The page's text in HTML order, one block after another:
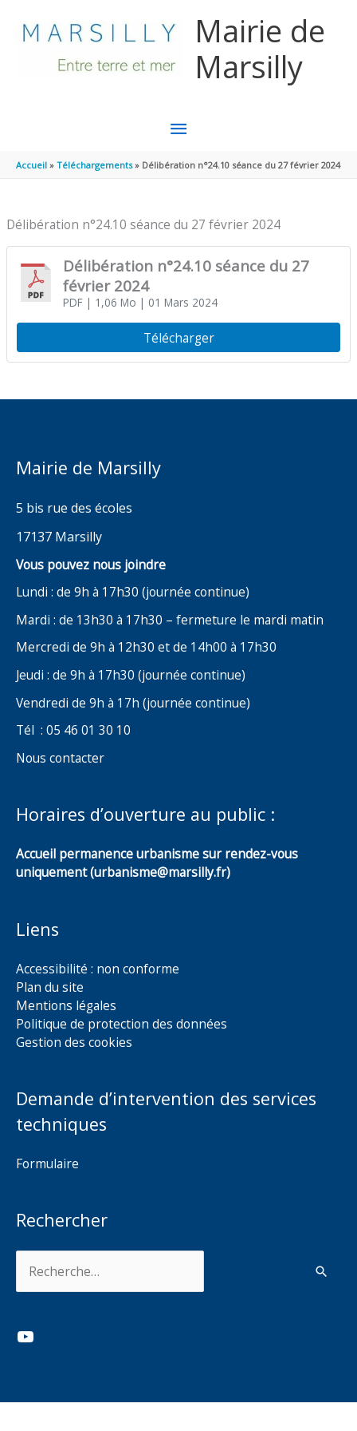
Mairie de
Marsilly
MENU
PRINCIPAL
Accueil Téléchargements Délibération n°24.10 séance du 27 février 2024
Délibération n°24.10 séance du 27 février 2024
Délibération n°24.10 séance du 27
février 2024
PDF| 1,06 Mo | 01 Mars 2024
Télécharger
Mairie de Marsilly
5 bis rue des écoles
17137 Marsilly
Vous pouvez nous joindre
Lundi : de 9h à 17h30 (journée continue)
Mardi : de 13h30 à 17h30 – fermeture le mardi matin
Mercredi de 9h à 12h30 et de 14h00 à 17h30
Jeudi : de 9h à 17h30 (journée continue)
Vendredi de 9h à 17h (journée continue)
Tél : 05 46 01 30 10
Nous contacter
Horaires d’ouverture au public :
Accueil permanence urbanisme sur rendez-vous
uniquement (urbanisme@marsilly.fr)
Liens
Accessibilité : non conforme
Plan du site
Mentions légales
Politique de protection des données
Gestion des cookies
Demande d’intervention des services
techniques
Formulaire
Rechercher
YouTube